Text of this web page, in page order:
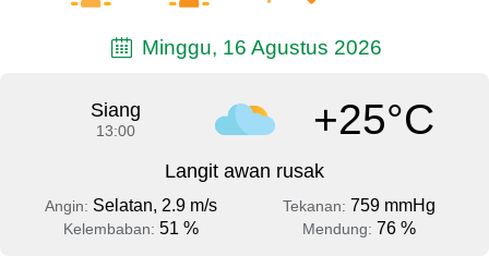
Minggu, 16 Agustus 2026
Siang
13:00 +25°C
Langit awan rusak
Angin: Selatan, 2.9 m/s Tekanan: 759 mmHg
Kelembaban: 51 % Mendung: 76 %